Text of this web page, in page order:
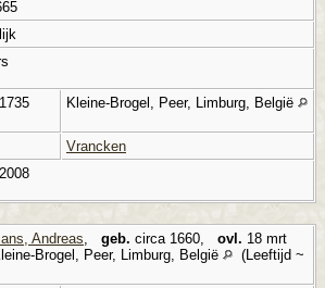
Kleine-Brogel, Peer, Limburg, België
Vrancken
Andreas geb. circa 1660, ovl. 18 mrt
Brogel, Peer, Limburg, België
(Leeftijd ~